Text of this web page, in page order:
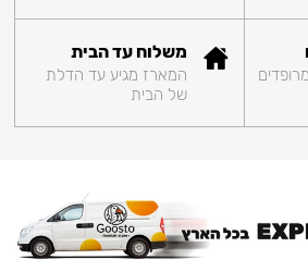
משלוח עד הבית
המארז מגיע עד הדלת
של הבית